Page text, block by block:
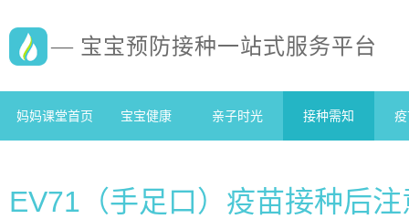
— 宝宝预防接种一站式服务平台
妈妈课堂首页 宝宝健康 亲子时光 接种需知
EV71（手足口）疫苗接种后